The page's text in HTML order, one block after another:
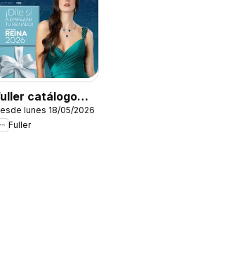
catálogo
lunes 18/05/2026
Fuller